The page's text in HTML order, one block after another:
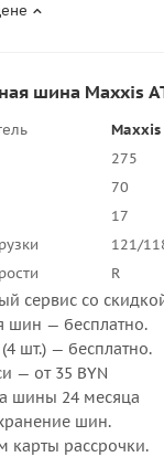
шина Maxxis
Maxxis
275
70
17
121/
R
сервис со
шин — бесплатно.
шт.) — бесплатно.
— от 35 BYN
шины 24 месяца
шин.
карты рассрочки.